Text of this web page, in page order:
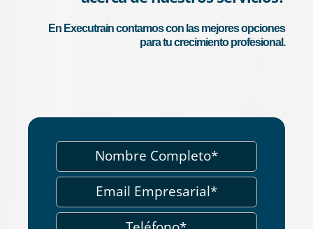
En Executrain contamos con las mejores opciones
para tu crecimiento profesional.